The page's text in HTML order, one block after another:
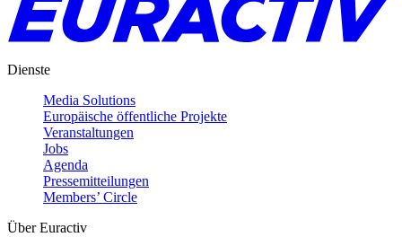
Dienste
Media Solutions
Europäische öffentliche Projekte
Veranstaltungen
Jobs
Agenda
Pressemitteilungen
Members’ Circle
Über Euractiv